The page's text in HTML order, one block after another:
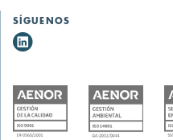
SÍGUENOS